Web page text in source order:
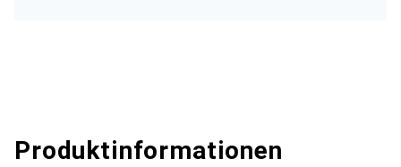
Produktinformationen